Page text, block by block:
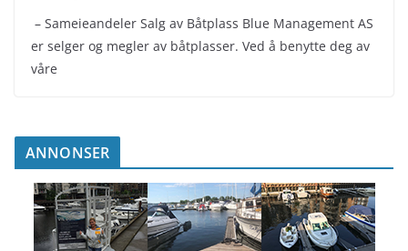
– Sameieandeler Salg av Båtplass Blue Management AS
er selger og megler av båtplasser. Ved å benytte deg av
våre
ANNONSER